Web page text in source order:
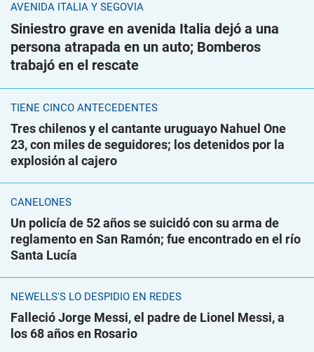
AVENIDA ITALIA Y SEGOVIA
Siniestro grave en avenida Italia dejó a una
persona atrapada en un auto; Bomberos
trabajó en el rescate
TIENE CINCO ANTECEDENTES
Tres chilenos y el cantante uruguayo Nahuel One
23, con miles de seguidores; los detenidos por la
explosión al cajero
CANELONES
Un policía de 52 años se suicidó con su arma de
reglamento en San Ramón; fue encontrado en el río
Santa Lucía
NEWELLS'S LO DESPIDIÓ EN REDES
Falleció Jorge Messi, el padre de Lionel Messi, a
los 68 años en Rosario